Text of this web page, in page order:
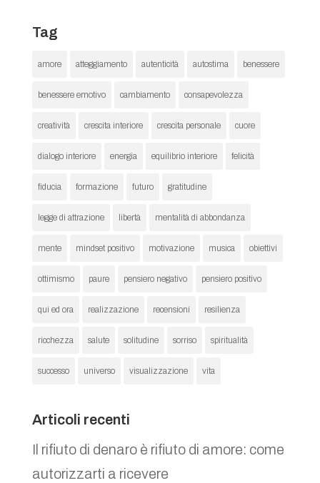
Tag
amore atteggiamento autenticità autostima benessere
benessere emotivo cambiamento consapevolezza
creatività crescita interiore crescita personale cuore
dialogo interiore energia equilibrio interiore felicità
fiducia formazione futuro gratitudine
legge di attrazione libertà mentalità di abbondanza
mente mindset positivo motivazione musica obiettivi
ottimismo paure pensiero negativo pensiero positivo
qui ed ora realizzazione recensioni resilienza
ricchezza salute solitudine sorriso spiritualità
successo universo visualizzazione vita
Articoli recenti
Il rifiuto di denaro è rifiuto di amore: come
autorizzarti a ricevere